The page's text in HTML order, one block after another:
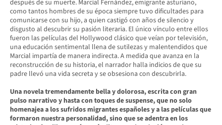
después de su muerte. Marcial Fernández, emigrante asturiano,
como tantos hombres de su época siempre tuvo dificultades para
comunicarse con su hijo, a quien castigó con años de silencio y
disgusto al descubrir su pasión literaria. El único vínculo entre ellos
fueron las películas del Hollywood clásico que veían por televisión,
una educación sentimental llena de sutilezas y malentendidos que
Marcial impartía de manera indirecta. A medida que avanza en la
reconstrucción de su historia, el narrador halla indicios de que su
padre llevó una vida secreta y se obsesiona con descubrirla.
Una novela tremendamente bella y dolorosa, escrita con gran
pulso narrativo y hasta con toques de suspense, que no solo
homenajea a los sufridos migrantes españoles y a las películas que
formaron nuestra personalidad, sino que se adentra en los